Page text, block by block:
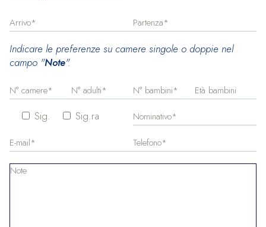
Indicare le preferenze su camere singole o doppie nel
campo "Note".
Sig. Sig.ra